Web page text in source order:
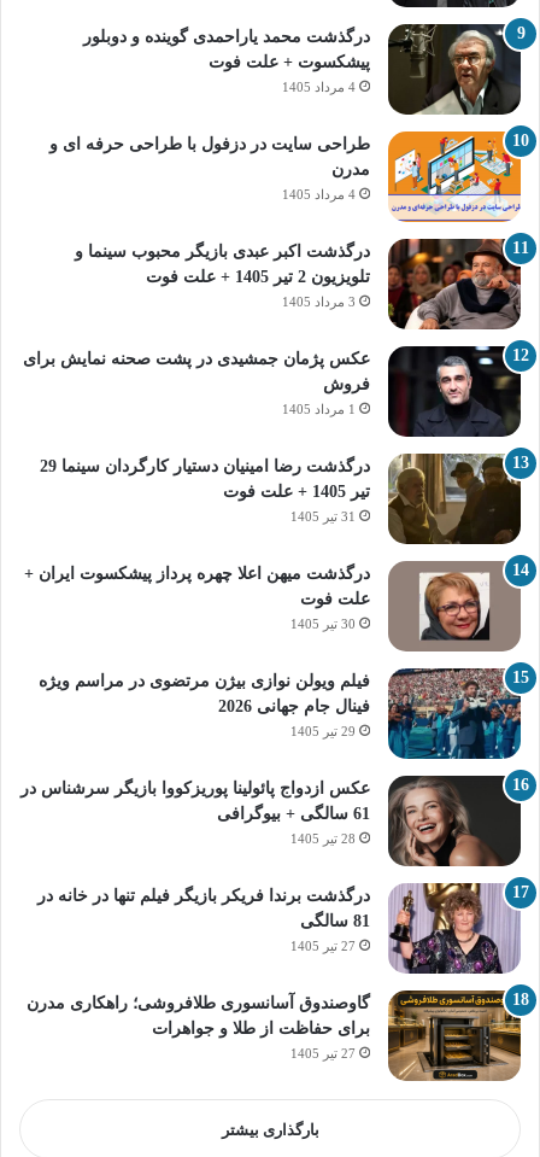
درگذشت محمد یاراحمدی گوینده و دوبلور
پیشکسوت + علت فوت
4 مرداد 1405
طراحی سایت در دزفول با طراحی حرفه‌ ای و
مدرن
4 مرداد 1405
درگذشت اکبر عبدی بازیگر محبوب سینما و
تلویزیون 2 تیر 1405 + علت فوت
3 مرداد 1405
عکس پژمان جمشیدی در پشت صحنه نمایش برای
فروش
1 مرداد 1405
درگذشت رضا امینیان دستیار کارگردان سینما 29
تیر 1405 + علت فوت
31 تیر 1405
درگذشت میهن اعلا چهره پرداز پیشکسوت ایران +
علت فوت
30 تیر 1405
فیلم ویولن نوازی بیژن مرتضوی در مراسم ویژه
فینال جام جهانی 2026
29 تیر 1405
عکس ازدواج پائولینا پوریزکووا بازیگر سرشناس در
61 سالگی + بیوگرافی
28 تیر 1405
درگذشت برندا فریکر بازیگر فیلم تنها در خانه در
81 سالگی
27 تیر 1405
گاوصندوق آسانسوری طلافروشی؛ راهکاری مدرن
برای حفاظت از طلا و جواهرات
27 تیر 1405
بارگذاری بیشتر